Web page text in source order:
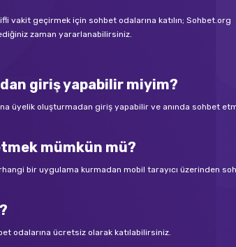
vakit geçirmek için sohbet odalarına katılın; Sohbet.org
zaman yararlanabilirsiniz.
giriş yapabilir miyim?
üyelik oluşturmadan giriş yapabilir ve anında sohbet
mümkün mü?
bir uygulama kurmadan mobil tarayıcı üzerinden
odalarına ücretsiz olarak katılabilirsiniz.